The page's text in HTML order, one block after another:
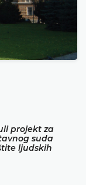
projekt za
suda
ljudskih